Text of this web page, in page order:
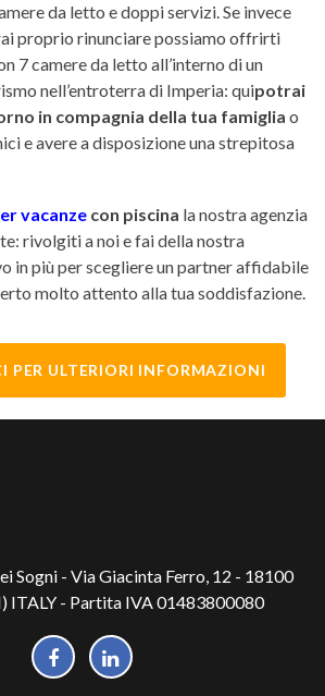
da letto e doppi servizi. Se invece
proprio rinunciare possiamo offrirti
7 camere da letto all’interno di un
nell’entroterra di Imperia: quipotrai
in compagnia della tua famiglia o
e avere a disposizione una strepitosa
vacanze con piscina la nostra agenzia
rivolgiti a noi e fai della nostra
in più per scegliere un partner affidabile
molto attento alla tua soddisfazione.
PER ULTERIORI INFORMAZIONI
Sogni - Via Giacinta Ferro, 12 - 18100
ITALY - Partita IVA 01483800080